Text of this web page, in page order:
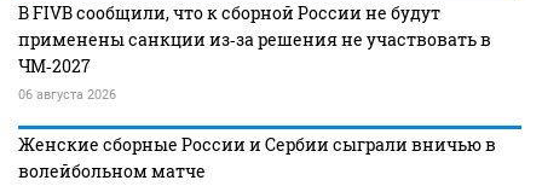
В FIVB сообщили, что к сборной России не будут
применены санкции из‑за решения не участвовать в
ЧМ‑2027
06 августа 2026
Женские сборные России и Сербии сыграли вничью в
волейбольном матче